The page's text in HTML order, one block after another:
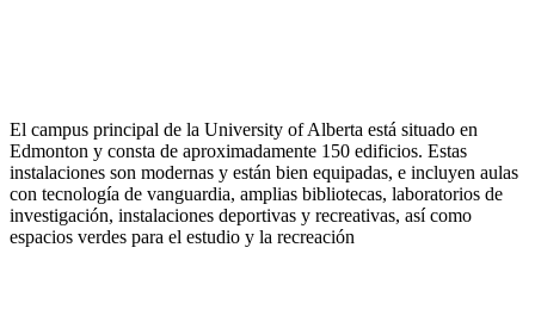
El campus principal de la University of Alberta está situado en
Edmonton y consta de aproximadamente 150 edificios. Estas
instalaciones son modernas y están bien equipadas, e incluyen aulas
con tecnología de vanguardia, amplias bibliotecas, laboratorios de
investigación, instalaciones deportivas y recreativas, así como
espacios verdes para el estudio y la recreación